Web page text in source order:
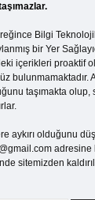
Bilgi
bir Yer
içerikleri proaktif
bulunmamaktadır.
taşımakta
aykırı olduğunu
adresine
sitemizden